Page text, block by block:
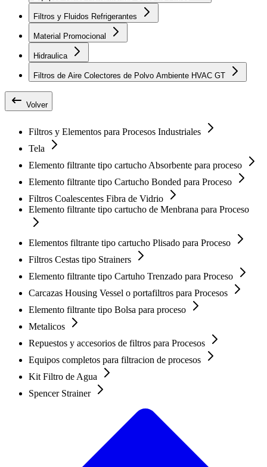
Filtros y Fluidos Refrigerantes
Material Promocional
Hidraulica
Filtros de Aire Colectores de Polvo Ambiente HVAC GT
Volver
Filtros y Elementos para Procesos Industriales
Tela
Elemento filtrante tipo cartucho Absorbente para proceso
Elemento filtrante tipo Cartucho Bonded para Proceso
Filtros Coalescentes Fibra de Vidrio
Elemento filtrante tipo cartucho de Menbrana para Proceso
Elementos filtrante tipo cartucho Plisado para Proceso
Filtros Cestas tipo Strainers
Elemento filtrante tipo Cartuho Trenzado para Proceso
Carcazas Housing Vessel o portafiltros para Procesos
Elemento filtrante tipo Bolsa para proceso
Metalicos
Repuestos y accesorios de filtros para Procesos
Equipos completos para filtracion de procesos
Kit Filtro de Agua
Spencer Strainer